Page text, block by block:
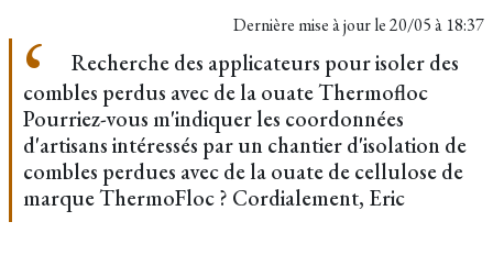
Dernière mise à jour le20/05 à 18:37
Recherche des applicateurs pour isoler des
combles perdus avec de la ouate Thermofloc
Pourriez-vous m'indiquer les coordonnées
d'artisans intéressés par un chantier d'isolation de
combles perdues avec de la ouate de cellulose de
marque ThermoFloc ? Cordialement, Eric